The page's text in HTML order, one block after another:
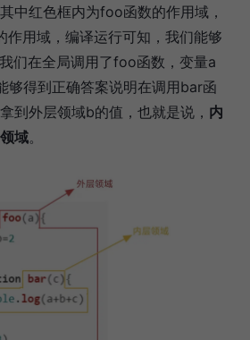
中红色框内为foo函数的作用域，
作用域，编译运行可知，我们能够
们在全局调用了foo函数，变量a
够得到正确答案说明在调用bar函
到外层领域b的值，也就是说， 内
域。